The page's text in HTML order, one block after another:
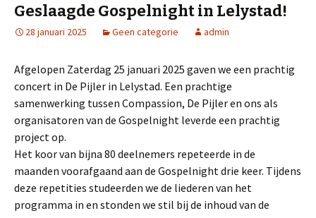
Geslaagde Gospelnight in Lelystad!
28 januari 2025 Geen categorie admin
Afgelopen Zaterdag 25 januari 2025 gaven we een prachtig
concert in De Pijler in Lelystad. Een prachtige
samenwerking tussen Compassion, De Pijler en ons als
organisatoren van de Gospelnight leverde een prachtig
project op.
Het koor van bijna 80 deelnemers repeteerde in de
maanden voorafgaand aan de Gospelnight drie keer. Tijdens
deze repetities studeerden we de liederen van het
programma in en stonden we stil bij de inhoud van de